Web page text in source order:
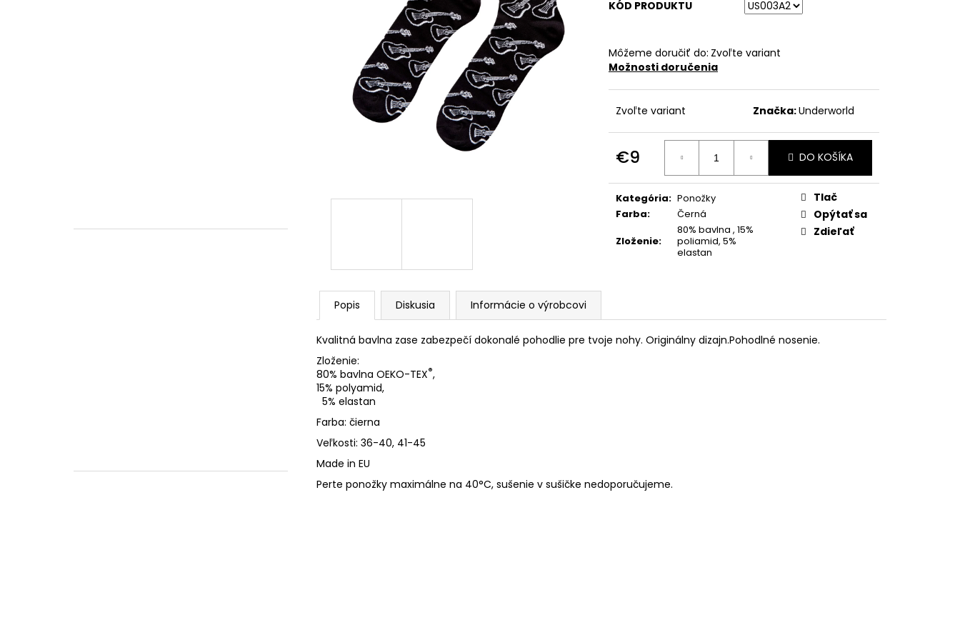
KÓD PRODUKTU
Môžeme doručiť do: Zvoľte variant
Možnosti doručenia
Zvoľte variant Značka:Underworld
€9
Jednotková
cena:
DO KOŠÍKA
Kategória: Ponožky
Farba:
Černá
Zloženie:
80% bavlna , 15%
poliamid, 5%
elastan
Tlač
Opýtať sa
Zdieľať
Popis Diskusia Informácie o výrobcovi
Kvalitná bavlna zase zabezpečí dokonalé pohodlie pre tvoje nohy. Originálny dizajn.Pohodlné nosenie.
Zloženie:
80% bavlna OEKO-TEX®,
15% polyamid,
5% elastan
Farba: čierna
Veľkosti: 36-40, 41-45
Made in EU
Perte ponožky maximálne na 40°C, sušenie v sušičke nedoporučujeme.
€29